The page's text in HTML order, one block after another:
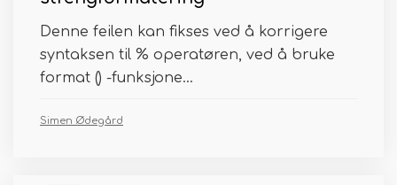
Denne feilen kan fikses ved å korrigere
syntaksen til % operatøren, ved å bruke
format () -funksjone...
Simen Ødegård